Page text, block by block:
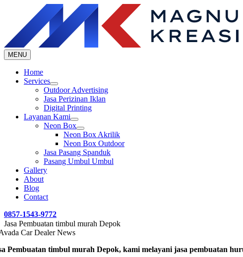
content
MENU
Home
Services
Outdoor Advertising
Jasa Perizinan Iklan
Digital Printing
Layanan Kami
Neon Box
Neon Box Akrilik
Neon Box Outdoor
Jasa Pasang Spanduk
Pasang Umbul Umbul
Gallery
About
Blog
Contact
0857-1543-9772
Jasa Pembuatan timbul murah Depok
Pembuatan timbul murah Depok, kami melayani jasa pembuatan